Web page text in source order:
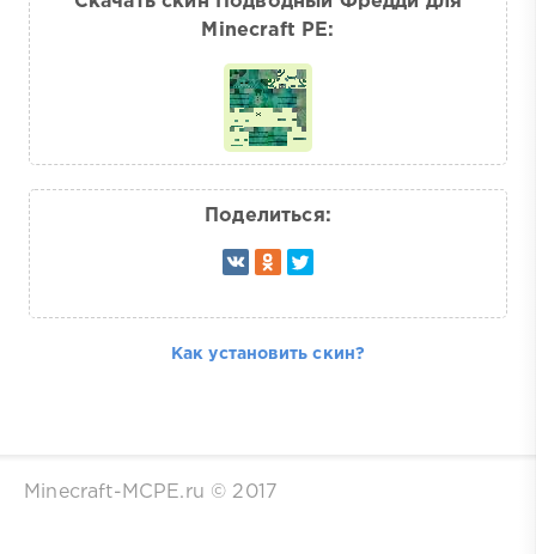
Minecraft PE:
Поделиться:
Как установить скин?
Minecraft-MCPE.ru © 2017